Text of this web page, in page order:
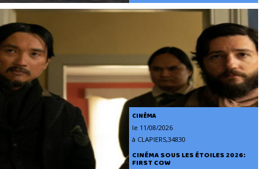
CINÉMA
le 11/08/2026
à CLAPIERS,34830
CINÉMA SOUS LES ÉTOILES 2026:
FIRST COW